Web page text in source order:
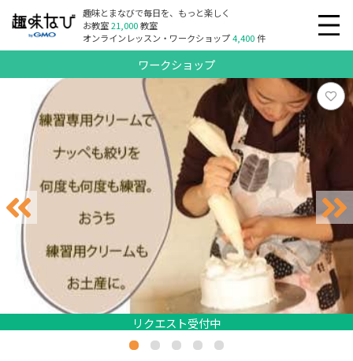
趣味とまなびで毎日を、もっと楽しく
お教室21,000教室
オンラインレッスン・ワークショップ4,400件
ワークショップ
リクエスト受付中
リクエスト受付中
リクエスト受付中
リクエスト受付中
リクエスト受付中
リクエスト受付中